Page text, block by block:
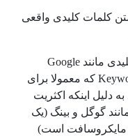
کلمات کلیدی واقعی
شما ممکن است از ابزارهای کلمات کلیدی مانند Google
Adwords Keyword Planner و Keyword Tool که معمولا برای
دلیل اینکه اکثریت
گوگل و بینگ (یک
است)